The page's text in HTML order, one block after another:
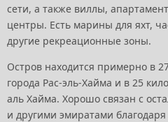
сети, а также виллы,
центры. Есть марины для яхт,
другие рекреационные зоны.
Остров находится примерно в
города Рас-эль-Хайма и в 25
аль Хайма. Хорошо связан с
и другими эмиратами